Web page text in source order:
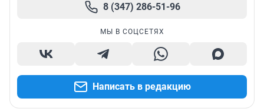
8 (347) 286-51-96
МЫ В СОЦСЕТЯХ
Написать в редакцию